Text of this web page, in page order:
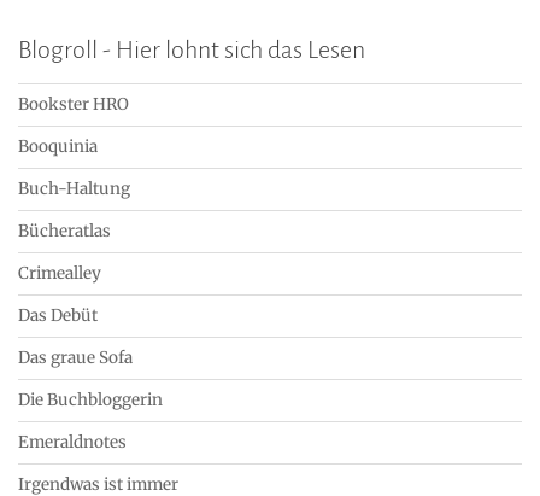
Blogroll - Hier lohnt sich das Lesen
Bookster HRO
Booquinia
Buch-Haltung
Bücheratlas
Crimealley
Das Debüt
Das graue Sofa
Die Buchbloggerin
Emeraldnotes
Irgendwas ist immer